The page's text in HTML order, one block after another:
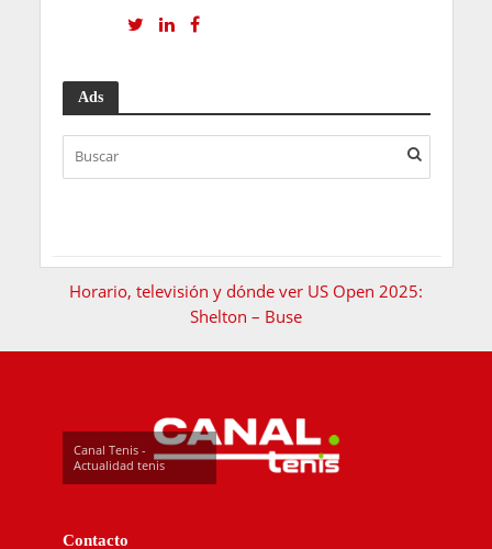
Ads
Horario, televisión y dónde ver US Open 2025:
Shelton – Buse
Canal Tenis -
Actualidad tenis
Contacto